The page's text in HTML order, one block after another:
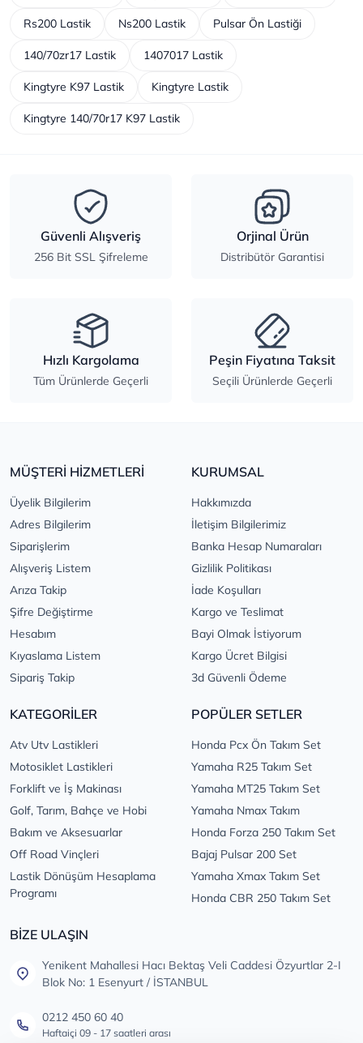
Rs200 Lastik Ns200 Lastik Pulsar Ön Lastiği
140/70zr17 Lastik 1407017 Lastik
Kingtyre K97 Lastik Kingtyre Lastik
Kingtyre 140/70r17 K97 Lastik
Güvenli Alışveriş
256 Bit SSL Şifreleme
Orjinal Ürün
Distribütör Garantisi
Hızlı Kargolama
Tüm Ürünlerde Geçerli
Peşin Fiyatına Taksit
Seçili Ürünlerde Geçerli
MÜŞTERİ HİZMETLERİ
Üyelik Bilgilerim
Adres Bilgilerim
Siparişlerim
Alışveriş Listem
Arıza Takip
Şifre Değiştirme
Hesabım
Kıyaslama Listem
Sipariş Takip
KURUMSAL
Hakkımızda
İletişim Bilgilerimiz
Banka Hesap Numaraları
Gizlilik Politikası
İade Koşulları
Kargo ve Teslimat
Bayi Olmak İstiyorum
Kargo Ücret Bilgisi
3d Güvenli Ödeme
KATEGORİLER
Atv Utv Lastikleri
Motosiklet Lastikleri
Forklift ve İş Makinası
Golf, Tarım, Bahçe ve Hobi
Bakım ve Aksesuarlar
Off Road Vinçleri
Lastik Dönüşüm Hesaplama
Programı
POPÜLER SETLER
Honda Pcx Ön Takım Set
Yamaha R25 Takım Set
Yamaha MT25 Takım Set
Yamaha Nmax Takım
Honda Forza 250 Takım Set
Bajaj Pulsar 200 Set
Yamaha Xmax Takım Set
Honda CBR 250 Takım Set
BİZE ULAŞIN
Yenikent Mahallesi Hacı Bektaş Veli Caddesi Özyurtlar 2-I
Blok No: 1 Esenyurt / İSTANBUL
0212 450 60 40
Haftaiçi 09 - 17 saatleri arası